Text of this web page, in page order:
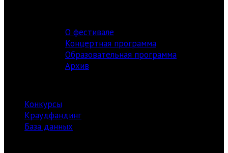
О фестивале
Концертная программа
Образовательная программа
Архив
Конкурсы
Краудфандинг
База данных